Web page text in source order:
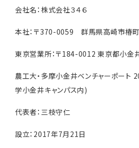
会社名：株式会社３４６
本社：〒370-0059 群馬県高崎市椿町
東京営業所：〒184-0012 東京都小
農工大・多摩小金井ベンチャーポート
学小金井キャンパス内)
代表者：三枝守仁
設立：2017年7月21日